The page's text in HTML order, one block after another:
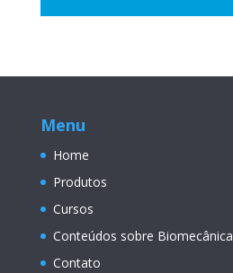
Menu
Home
Produtos
Cursos
Conteúdos sobre Biomecânica
Contato